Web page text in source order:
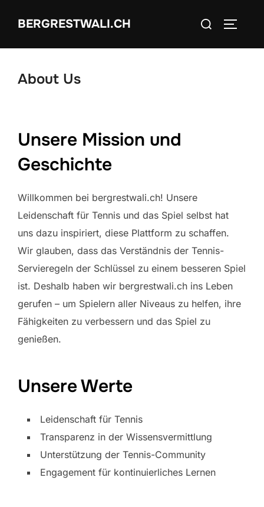
BERGRESTWALI.CH
Search
About Us
Unsere Mission und
Geschichte
Willkommen bei bergrestwali.ch! Unsere
Leidenschaft für Tennis und das Spiel selbst hat
uns dazu inspiriert, diese Plattform zu schaffen.
Wir glauben, dass das Verständnis der Tennis-
Servieregeln der Schlüssel zu einem besseren Spiel
ist. Deshalb haben wir bergrestwali.ch ins Leben
gerufen – um Spielern aller Niveaus zu helfen, ihre
Fähigkeiten zu verbessern und das Spiel zu
genießen.
Unsere Werte
Leidenschaft für Tennis
Transparenz in der Wissensvermittlung
Unterstützung der Tennis-Community
Engagement für kontinuierliches Lernen